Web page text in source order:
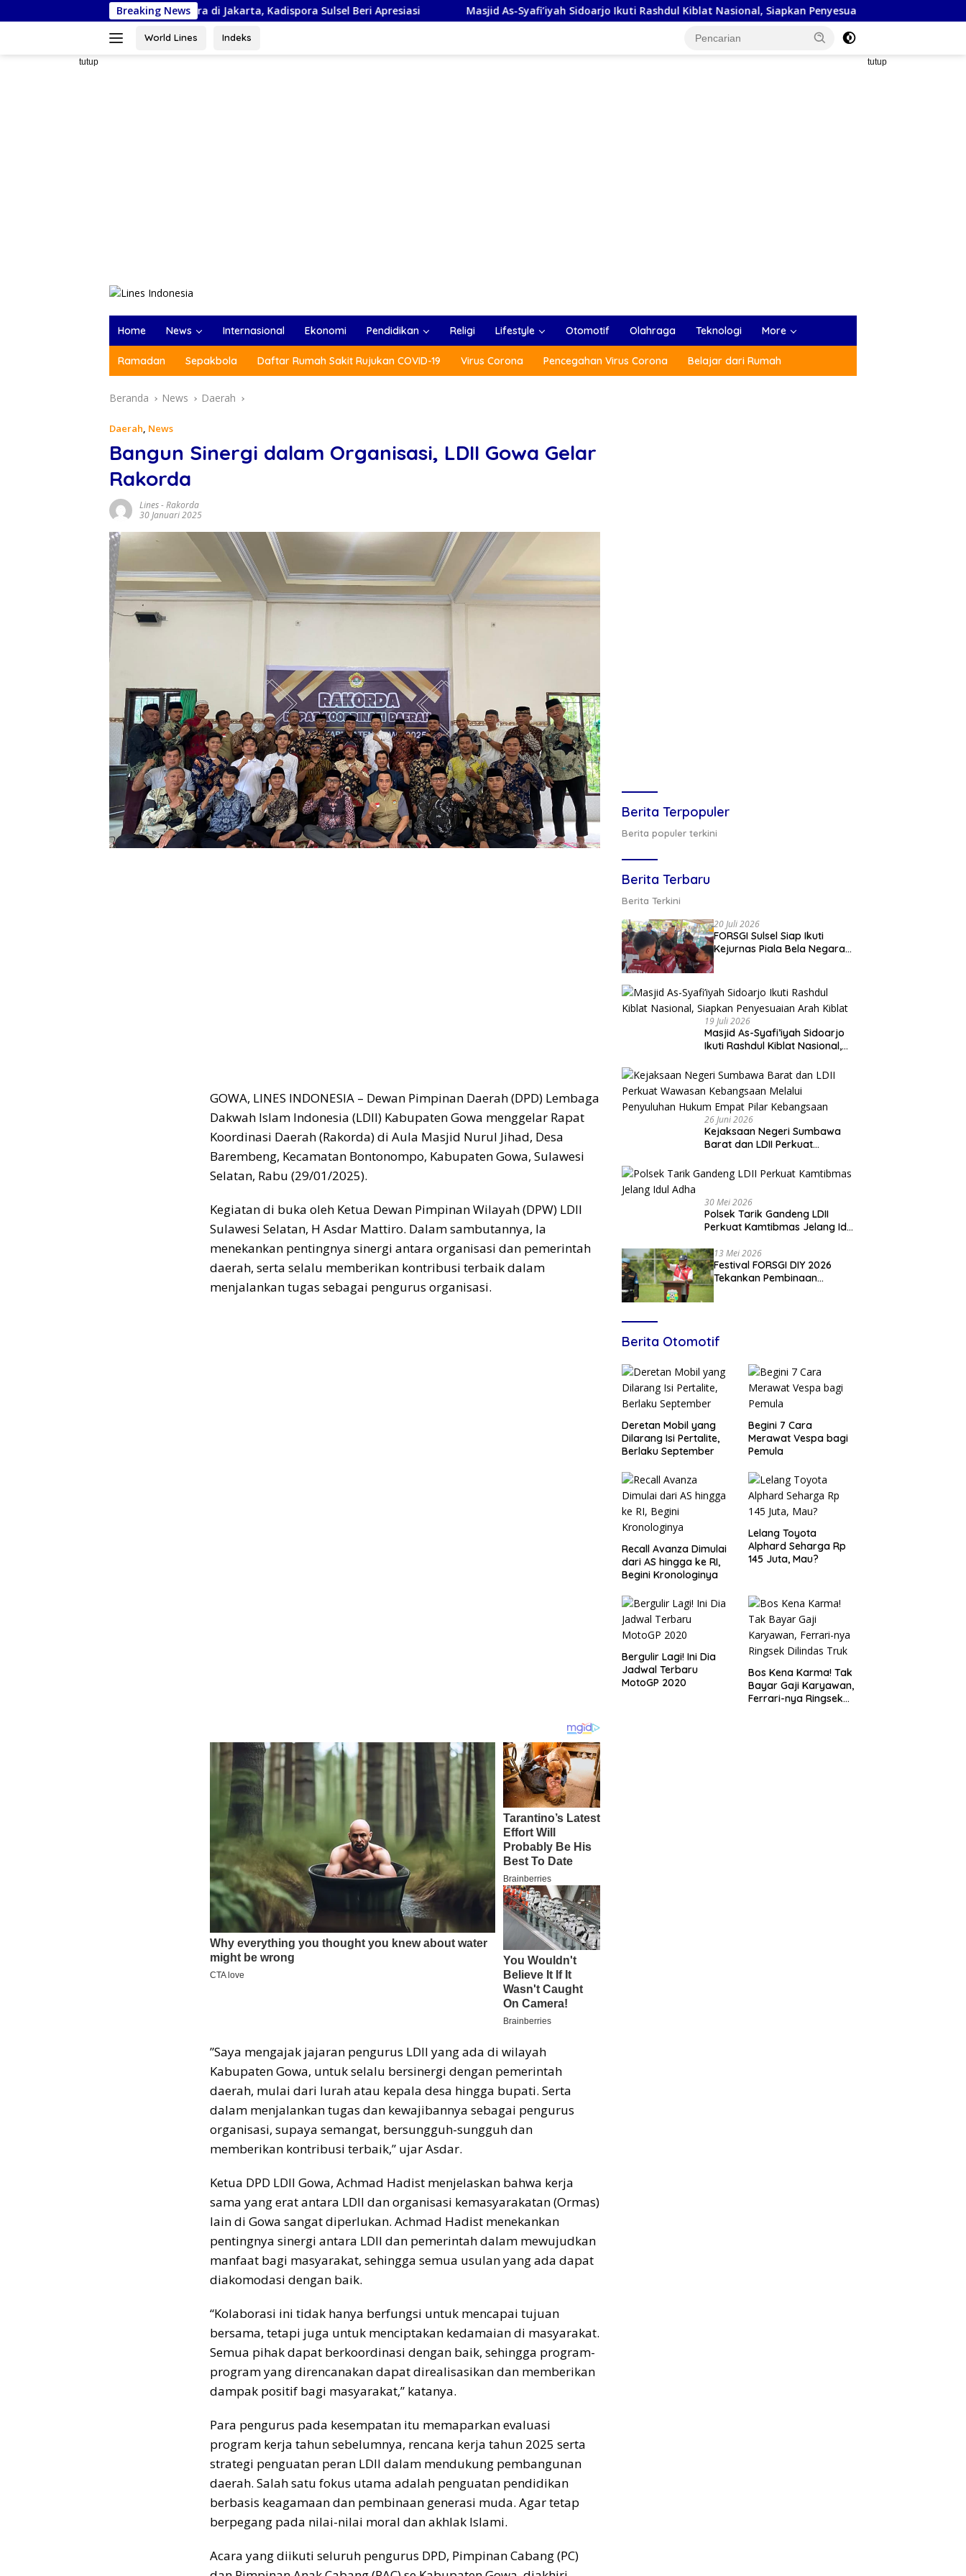
ke
Breaking News
Piala Bela Negara di Jakarta, Kadispora Sulsel Beri Apresiasi Masjid As-Syafi’iyah Sidoarjo Ikuti Rashdul Kiblat Nasional, Siapkan Penyesuaian Arah Kiblat
World Lines Indeks
tutup tutup
Home News Internasional Ekonomi Pendidikan Religi Lifestyle Otomotif Olahraga Teknologi More
Ramadan Sepakbola Daftar Rumah Sakit Rujukan COVID-19 Virus Corona Pencegahan Virus Corona Belajar dari Rumah
Beranda News Daerah
Daerah, News
Bangun Sinergi dalam Organisasi, LDII Gowa Gelar
Rakorda
Lines-Rakorda
30 Januari 2025
GOWA, LINES INDONESIA – Dewan Pimpinan Daerah (DPD) Lembaga
Dakwah Islam Indonesia (LDII) Kabupaten Gowa menggelar Rapat
Koordinasi Daerah (Rakorda) di Aula Masjid Nurul Jihad, Desa
Barembeng, Kecamatan Bontonompo, Kabupaten Gowa, Sulawesi
Selatan, Rabu (29/01/2025).
Kegiatan di buka oleh Ketua Dewan Pimpinan Wilayah (DPW) LDII
Sulawesi Selatan, H Asdar Mattiro. Dalam sambutannya, Ia
menekankan pentingnya sinergi antara organisasi dan pemerintah
daerah, serta selalu memberikan kontribusi terbaik dalam
menjalankan tugas sebagai pengurus organisasi.
”Saya mengajak jajaran pengurus LDII yang ada di wilayah
Kabupaten Gowa, untuk selalu bersinergi dengan pemerintah
daerah, mulai dari lurah atau kepala desa hingga bupati. Serta
dalam menjalankan tugas dan kewajibannya sebagai pengurus
organisasi, supaya semangat, bersungguh-sungguh dan
memberikan kontribusi terbaik,” ujar Asdar.
Ketua DPD LDII Gowa, Achmad Hadist menjelaskan bahwa kerja
sama yang erat antara LDII dan organisasi kemasyarakatan (Ormas)
lain di Gowa sangat diperlukan. Achmad Hadist menekankan
pentingnya sinergi antara LDII dan pemerintah dalam mewujudkan
manfaat bagi masyarakat, sehingga semua usulan yang ada dapat
diakomodasi dengan baik.
“Kolaborasi ini tidak hanya berfungsi untuk mencapai tujuan
bersama, tetapi juga untuk menciptakan kedamaian di masyarakat.
Semua pihak dapat berkoordinasi dengan baik, sehingga program-
program yang direncanakan dapat direalisasikan dan memberikan
dampak positif bagi masyarakat,” katanya.
Para pengurus pada kesempatan itu memaparkan evaluasi
program kerja tahun sebelumnya, rencana kerja tahun 2025 serta
strategi penguatan peran LDII dalam mendukung pembangunan
daerah. Salah satu fokus utama adalah penguatan pendidikan
berbasis keagamaan dan pembinaan generasi muda. Agar tetap
berpegang pada nilai-nilai moral dan akhlak Islami.
Acara yang diikuti seluruh pengurus DPD, Pimpinan Cabang (PC)
Berita Terpopuler
Berita populer terkini
Berita Terbaru
Berita Terkini
20 Juli 2026
FORSGI Sulsel Siap Ikuti
Kejurnas Piala Bela Negara
19 Juli 2026
Masjid As-Syafi’iyah Sidoarjo
Ikuti Rashdul Kiblat Nasional,
Kiblat
26 Juni 2026
Kejaksaan Negeri Sumbawa
Barat dan LDII Perkuat
Penyuluhan Hukum Empat Pilar
Kebangsaan
30 Mei 2026
Polsek Tarik Gandeng LDII
Perkuat Kamtibmas Jelang Idul
13 Mei 2026
Festival FORSGI DIY 2026
Tekankan Pembinaan
Berita Otomotif
Deretan Mobil yang
Dilarang Isi Pertalite,
Berlaku September
Begini 7 Cara
Merawat Vespa bagi
Pemula
Recall Avanza Dimulai
dari AS hingga ke RI,
Begini Kronologinya
Lelang Toyota
Alphard Seharga Rp
145 Juta, Mau?
Bergulir Lagi! Ini Dia
Jadwal Terbaru
MotoGP 2020
Bos Kena Karma! Tak
Bayar Gaji Karyawan,
Ferrari-nya Ringsek